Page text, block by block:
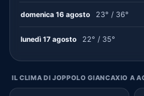
domenica 16 agosto 23° / 36°
lunedì 17 agosto 22° / 35°
IL CLIMA DI JOPPOLO GIANCAXIO A